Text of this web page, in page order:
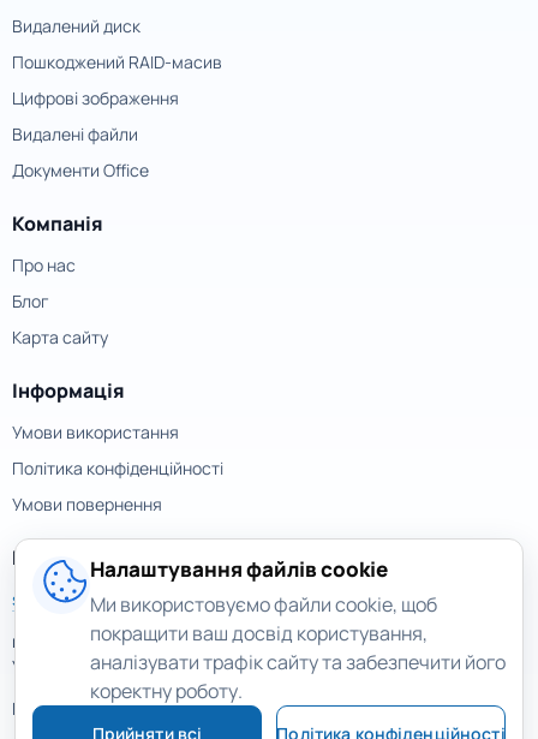
Видалений диск
Пошкоджений RAID-масив
Цифрові зображення
Видалені файли
Документи Office
Компанія
Про нас
Блог
Карта сайту
Інформація
Умови використання
Політика конфіденційності
Умови повернення
Контакти
support@magicuneraser.com
вул. Велика Васильківська, 77а
Україна, Київ
Ще контакти >
Налаштування файлів cookie
Ми використовуємо файли cookie, щоб
покращити ваш досвід користування,
аналізувати трафік сайту та забезпечити його
коректну роботу.
Прийняти всі Політика конфіденційності